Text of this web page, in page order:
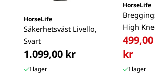
HorseLife
Säkerhetsväst Livello,
Svart
1.099,00 kr
I lager
HorseLife
High
499,00
kr
I lager